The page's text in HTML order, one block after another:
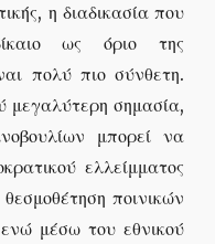
η διαδικασία που
ως όριο της
πολύ πιο σύνθετη.
μεγαλύτερη σημασία,
μπορεί να
ελλείμματος
ποινικών
μέσω του εθνικού